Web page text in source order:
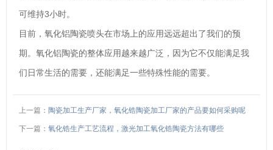
可维持3小时。
目前，氧化铝陶瓷喷头在市场上的应用远远超出了我们的预
期。氧化铝陶瓷的整体应用越来越广泛，因为它不仅能满足我
们日常生活的需要，还能满足一些特殊性能的需要。
上一篇： 陶瓷加工生产厂家，氧化锆陶瓷加工厂家的产品要如何采购呢
下一篇： 氧化锆生产工艺流程，激光加工氧化锆陶瓷方法有哪些